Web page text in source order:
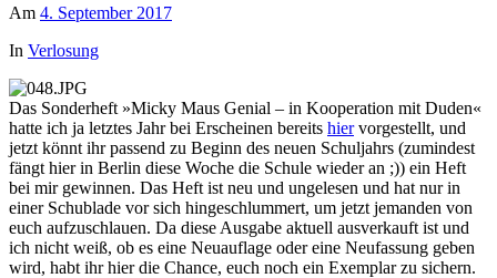
Am 4. September 2017
In Verlosung
Das Sonderheft »Micky Maus Genial – in Kooperation mit Duden«
hatte ich ja letztes Jahr bei Erscheinen bereits hiervorgestellt, und
jetzt könnt ihr passend zu Beginn des neuen Schuljahrs (zumindest
fängt hier in Berlin diese Woche die Schule wieder an ;)) ein Heft
bei mir gewinnen. Das Heft ist neu und ungelesen und hat nur in
einer Schublade vor sich hingeschlummert, um jetzt jemanden von
euch aufzuschlauen. Da diese Ausgabe aktuell ausverkauft ist und
ich nicht weiß, ob es eine Neuauflage oder eine Neufassung geben
wird, habt ihr hier die Chance, euch noch ein Exemplar zu sichern.